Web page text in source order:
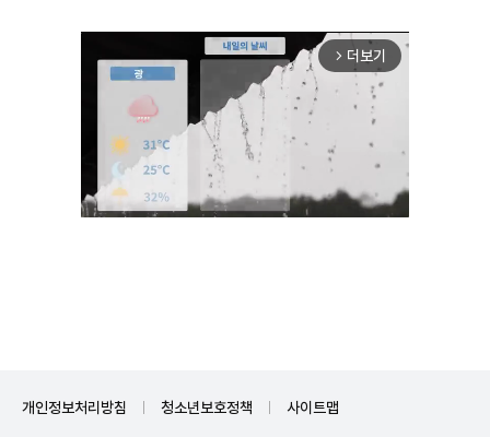
arrow_forward_ios 더보기
개인정보처리방침 청소년보호정책 사이트맵